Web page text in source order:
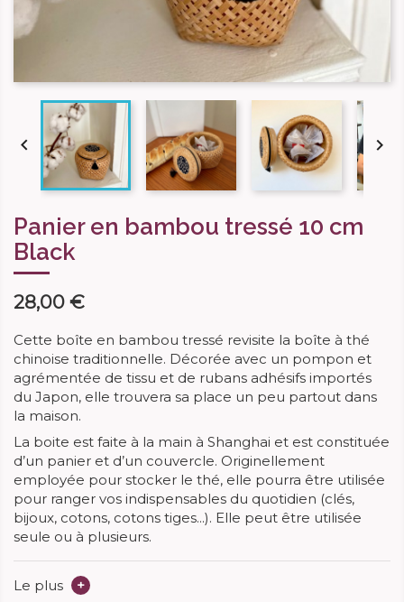
 
Panier en bambou tressé 10 cm
Black
28,00 €
Cette boîte en bambou tressé revisite la boîte à thé
chinoise traditionnelle. Décorée avec un pompon et
agrémentée de tissu et de rubans adhésifs importés
du Japon, elle trouvera sa place un peu partout dans
la maison.
La boite est faite à la main à Shanghai et est constituée
d’un panier et d’un couvercle. Originellement
employée pour stocker le thé, elle pourra être utilisée
pour ranger vos indispensables du quotidien (clés,
bijoux, cotons, cotons tiges...). Elle peut être utilisée
seule ou à plusieurs.
Le plus
+